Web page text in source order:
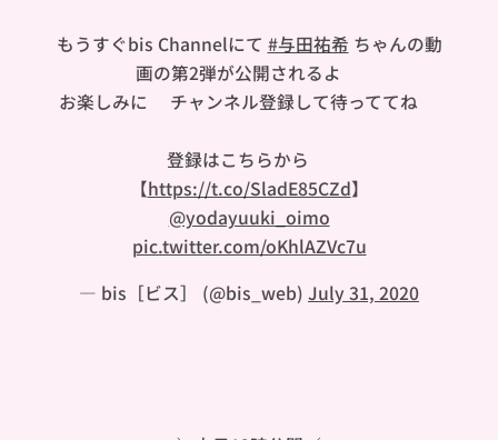
もうすぐbis Channelにて #与田祐希 ちゃんの動
画の第2弾が公開されるよ🐼
お楽しみに🥺チャンネル登録して待っててね🍠
登録はこちらから👇🏻
【https://t.co/SladE85CZd】
@yodayuuki_oimo
pic.twitter.com/oKhlAZVc7u
— bis［ビス］ (@bis_web) July 31, 2020